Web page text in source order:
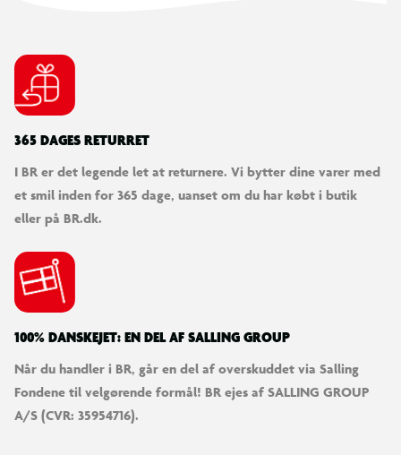
365 DAGES RETURRET
I BR er det legende let at returnere. Vi bytter dine varer med
et smil inden for 365 dage, uanset om du har købt i butik
eller på BR.dk.
100% DANSKEJET: EN DEL AF SALLING GROUP
Når du handler i BR, går en del af overskuddet via Salling
Fondene til velgørende formål! BR ejes af SALLING GROUP
A/S (CVR: 35954716).